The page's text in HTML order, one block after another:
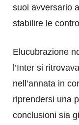
suoi avversario
stabilire le
Elucubrazione
l’Inter si
nell’annata in
riprendersi una
conclusioni sia